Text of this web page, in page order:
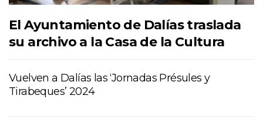
El Ayuntamiento de Dalías traslada
su archivo a la Casa de la Cultura
Vuelven a Dalías las ‘Jornadas Présules y
Tirabeques’ 2024